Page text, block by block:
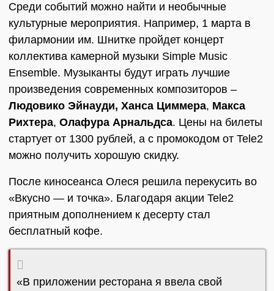
Среди событий можно найти и необычные
культурные мероприятия. Например, 1 марта в
филармонии им. Шнитке пройдет концерт
коллектива камерной музыки Simple Music
Ensemble. Музыканты будут играть лучшие
произведения современных композиторов –
Людовико Эйнауди, Ханса Циммера, Макса
Рихтера, Олафура Арнальдса. Цены на билеты
стартует от 1300 рублей, а с промокодом от Tele2
можно получить хорошую скидку.
После киносеанса Олеся решила перекусить во
«Вкусно — и точка». Благодаря акции Tele2
приятным дополнением к десерту стал
бесплатный кофе.
«В приложении ресторана я ввела свой